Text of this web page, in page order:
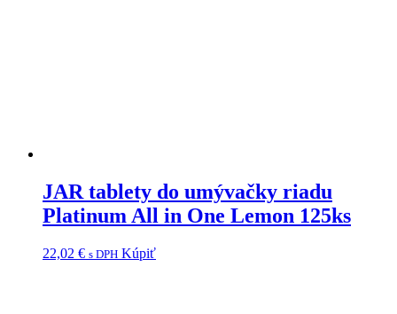
JAR tablety do umývačky riadu
Platinum All in One Lemon 125ks
22,02 € s DPH Kúpiť